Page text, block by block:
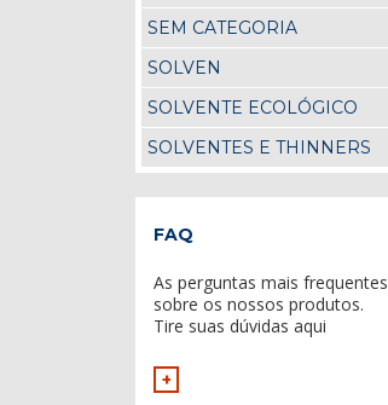
SEM CATEGORIA
SOLVEN
SOLVENTE ECOLÓGICO
SOLVENTES E THINNERS
FAQ
As perguntas mais frequentes
sobre os nossos produtos.
Tire suas dúvidas aqui
+